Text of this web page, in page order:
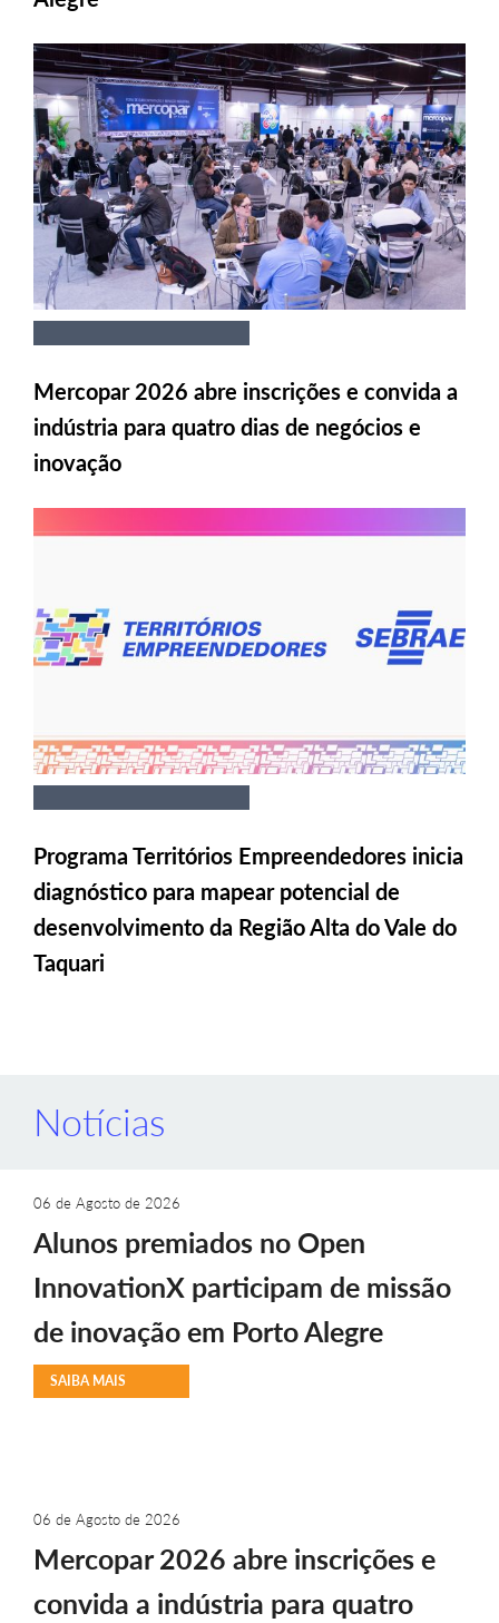
Mercopar 2026 abre inscrições e convida a
indústria para quatro dias de negócios e
inovação
Programa Territórios Empreendedores inicia
diagnóstico para mapear potencial de
desenvolvimento da Região Alta do Vale do
Taquari
Notícias
06 de Agosto de 2026
Alunos premiados no Open
InnovationX participam de missão
de inovação em Porto Alegre
SAIBA MAIS
06 de Agosto de 2026
Mercopar 2026 abre inscrições e
convida a indústria para quatro